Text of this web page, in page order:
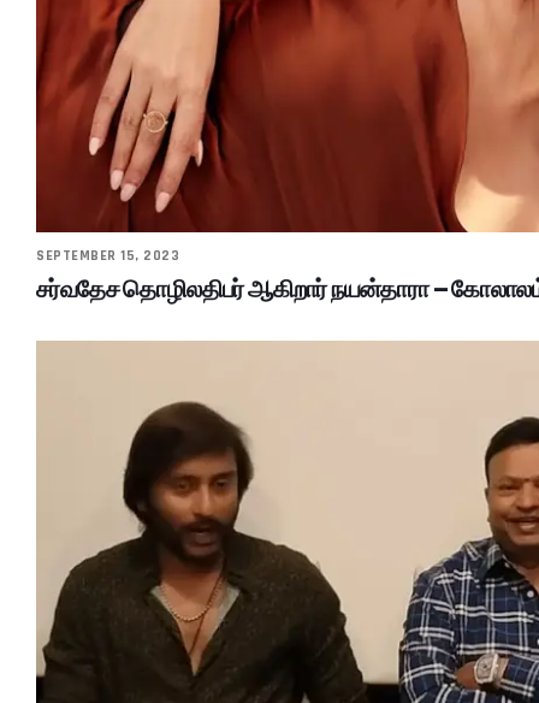
SEPTEMBER 15, 2023
சர்வதேச தொழிலதிபர் ஆகிறார் நயன்தாரா –